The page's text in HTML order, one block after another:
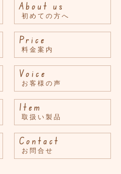
About us
初めての方へ
Price
料金案内
Voice
お客様の声
Item
取扱い製品
Contact
お問合せ